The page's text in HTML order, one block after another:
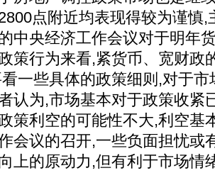
点附近均表现得较为谨慎,
中央经济工作会议对于明年
策行为来看,紧货币、宽财政
一些具体的政策细则,对于
认为,市场基本对于政策收紧
策利空的可能性不大,利空基
会议的召开,一些负面担忧或
上的原动力,但有利于市场情